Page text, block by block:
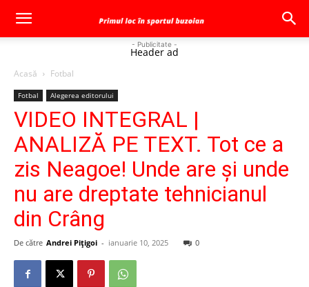
- Publicitate -
Header ad
Acasă Fotbal
Fotbal Alegerea editorului
VIDEO INTEGRAL |
ANALIZĂ PE TEXT. Tot ce a
zis Neagoe! Unde are și unde
nu are dreptate tehnicianul
din Crâng
De către Andrei Pițigoi - ianuarie 10, 2025 0